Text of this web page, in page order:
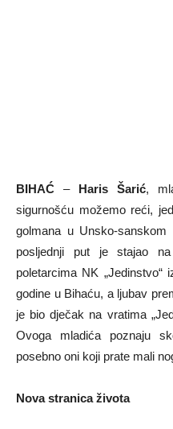
BIHAĆ – Haris Šarić,
sigurnošću možemo reći,
golmana u Unsko-sanskom
posljednji put je stajao
poletarcima NK „Jedinstvo“
godine u Bihaću, a ljubav
je bio dječak na vratima
Ovoga mladića poznaju
posebno oni koji prate mali
Nova stranica života